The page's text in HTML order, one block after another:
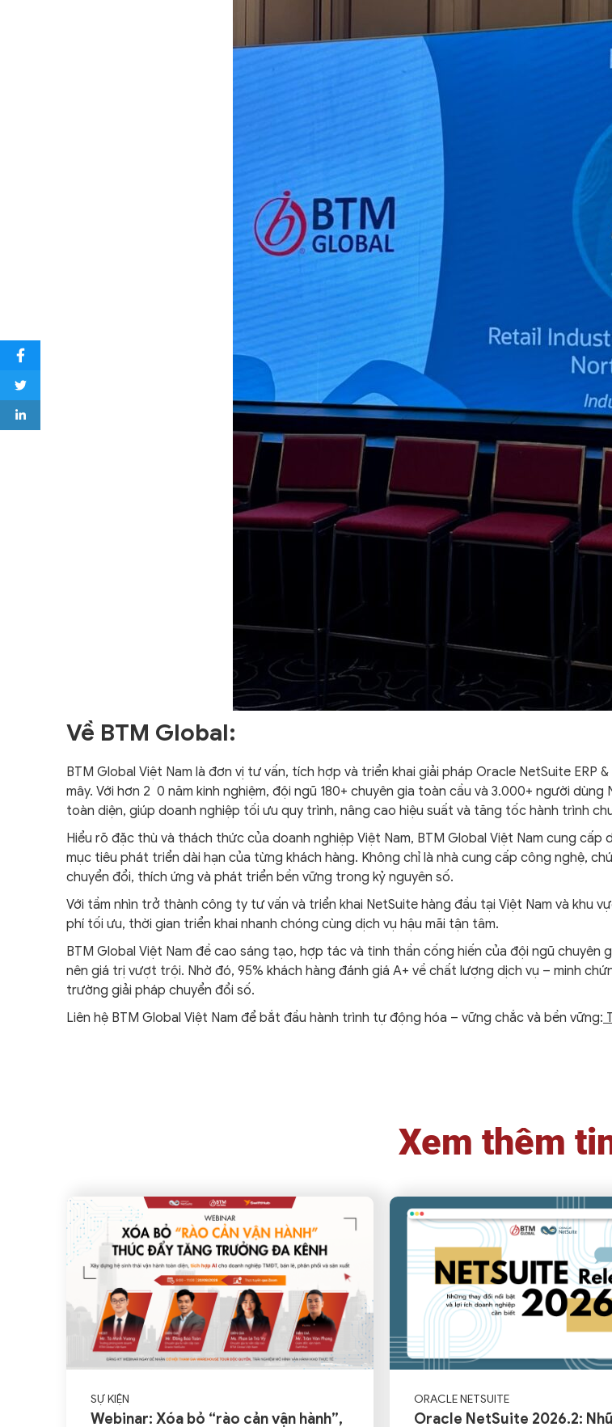
Về BTM Global:
BTM Global Việt Nam là đơn vị tư vấn, tích hợp và triển khai giải pháp Oracle NetSuite
mây. Với hơn 2 0 năm kinh nghiệm, đội ngũ 180+ chuyên gia toàn cầu và 3.000+ người
toàn diện, giúp doanh nghiệp tối ưu quy trình, nâng cao hiệu suất và tăng tốc hành trình
Hiểu rõ đặc thù và thách thức của doanh nghiệp Việt Nam, BTM Global Việt Nam cung
mục tiêu phát triển dài hạn của từng khách hàng. Không chỉ là nhà cung cấp công nghệ,
chuyển đổi, thích ứng và phát triển bền vững trong kỷ nguyên số.
Với tầm nhìn trở thành công ty tư vấn và triển khai NetSuite hàng đầu tại Việt Nam và khu
phí tối ưu, thời gian triển khai nhanh chóng cùng dịch vụ hậu mãi tận tâm.
BTM Global Việt Nam đề cao sáng tạo, hợp tác và tinh thần cống hiến của đội ngũ
nên giá trị vượt trội. Nhờ đó, 95% khách hàng đánh giá A+ về chất lượng dịch vụ – minh
trường giải pháp chuyển đổi số.
Liên hệ BTM Global Việt Nam để bắt đầu hành trình tự động hóa – vững chắc và bền vững:
Xem thêm
SỰ KIỆN
Webinar: Xóa bỏ “rào cản vận hành”,
ORACLE NETSUITE
Oracle NetSuite 2026.2: